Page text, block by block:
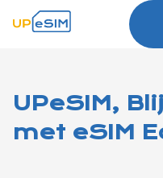
UPeSIM,
met eSIM